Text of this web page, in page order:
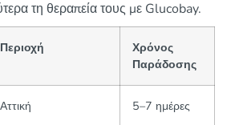
τη θεραπεία τους με Glucobay.
Περιοχή
Χρόνος
Παράδοσης
Αττική 5–7 ημέρες